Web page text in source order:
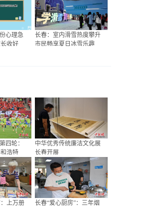
心理急
收好
长春：室内滑雪热度攀升
市民畅享夏日冰雪乐趣
四轮：
浩特
中华优秀传统廉洁文化展
长春开展
上万册
长春“爱心厨房”：三年烟